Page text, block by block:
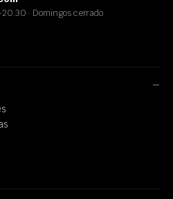
· Domingos cerrado